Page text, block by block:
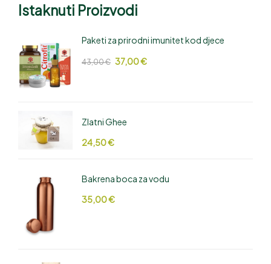
Istaknuti Proizvodi
Paketi za prirodni imunitet kod djece
43,00€ 37,00€
Zlatni Ghee
24,50€
Bakrena boca za vodu
35,00€